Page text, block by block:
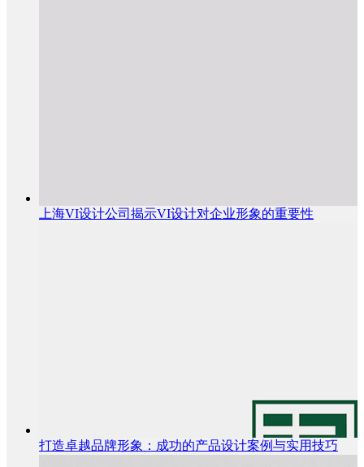
上海VI设计公司揭示VI设计对企业形象的重要性
打造卓越品牌形象：成功的产品设计案例与实用技巧